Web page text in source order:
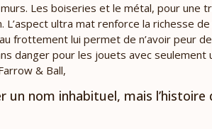
Les boiseries et le métal, pour une
L’aspect ultra mat renforce la richesse
frottement lui permet de n’avoir peur
danger pour les jouets avec seulement
& Ball,
un nom inhabituel, mais